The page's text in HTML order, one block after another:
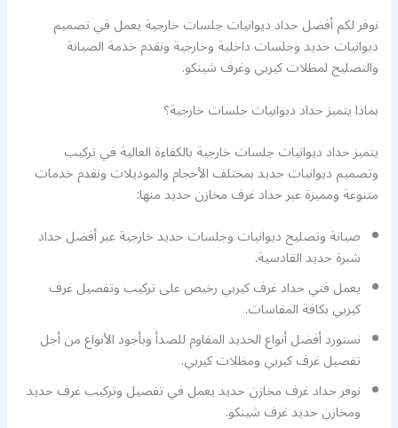
نوفر لكم أفضل حداد ديوانيات جلسات خارجية يعمل في تصميم
ديوانيات حديد وجلسات داخلية وخارجية ونقدم خدمة الصيانة
والتصليح لمظلات كيربي وغرف شينكو.
بماذا يتميز حداد ديوانيات جلسات خارجية؟
يتميز حداد ديوانيات جلسات خارجية بالكفاءة العالية في تركيب
وتصميم ديوانيات حديد بمختلف الأحجام والموديلات ونقدم خدمات
متنوعة ومميزة عبر حداد غرف مخازن حديد منها:
صيانة وتصليح ديوانيات وجلسات حديد خارجية عبر أفضل حداد
شبرة حديد القادسية.
يعمل فني حداد غرف كيربي رخيص على تركيب وتفصيل غرف
كيربي بكافة المقاسات.
نستورد أفضل أنواع الحديد المقاوم للصدأ وبأجود الأنواع من أجل
تفصيل غرف كيربي ومظلات كيربي.
نوفر حداد غرف مخازن حديد يعمل في تفصيل وتركيب غرف حديد
ومخازن حديد غرف شينكو.